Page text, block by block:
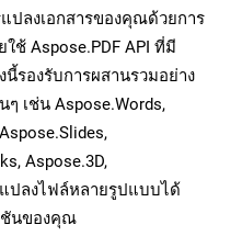
ปลงเอกสารของคุณด้วยการ
ช้ Aspose.PDF API ที่มี
รองรับการผสานรวมอย่าง
เช่น Aspose.Words,
Aspose.3D,
ปลงไฟล์หลายรูปแบบได้
ชันของคุณ